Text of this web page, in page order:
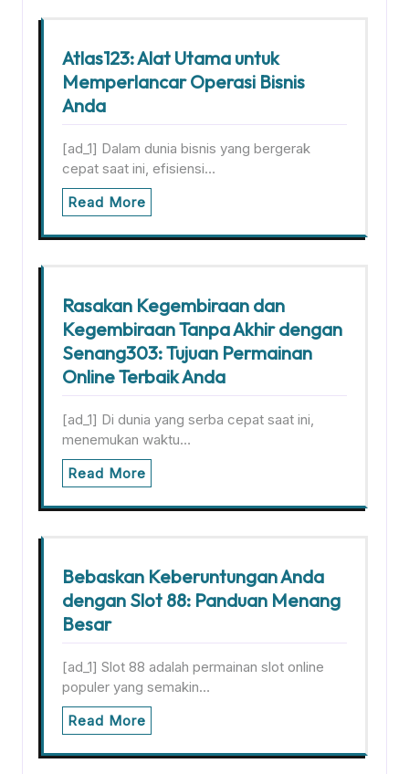
Atlas123: Alat Utama untuk
Memperlancar Operasi Bisnis
Anda
[ad_1] Dalam dunia bisnis yang bergerak
cepat saat ini, efisiensi…
Read More
Rasakan Kegembiraan dan
Kegembiraan Tanpa Akhir dengan
Senang303: Tujuan Permainan
Online Terbaik Anda
[ad_1] Di dunia yang serba cepat saat ini,
menemukan waktu…
Read More
Bebaskan Keberuntungan Anda
dengan Slot 88: Panduan Menang
Besar
[ad_1] Slot 88 adalah permainan slot online
populer yang semakin…
Read More